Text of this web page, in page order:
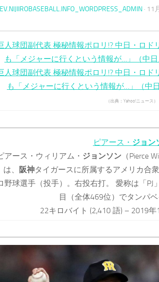
· 11
人球団副代表 極秘情報ポロリ!? 中日・ロド
も「メジャーに行くという情報が…」（中
人球団副代表 極秘情報ポロリ!? 中日・ロド
も「メジャーに行くという情報が…」（中
（出典：Yahoo!ニュース）
ピアース・ ジョン
アース・ウィリアム・ ジョンソン（Pierce
は、
阪神タイガースに所属するアメリカ合
野球選手（投手）。右投右打。 愛称は「PJ
目（全体469位）でタンパ
22キロバイト (2,410 語) – 2019